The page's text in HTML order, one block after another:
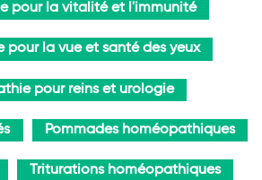
pour la vitalité et l'immunité
pour la vue et santé des yeux
pour reins et urologie
Pommades homéopathiques
Triturations homéopathiques